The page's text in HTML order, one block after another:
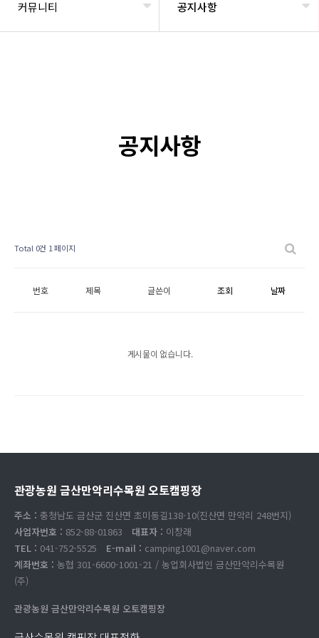
커뮤니티 공지사항
공지사항
Total 0건 1 페이지
번호 제목 글쓴이 조회 날짜
게시물이 없습니다.
관광농원 금산만악리수목원 오토캠핑장
주소 : 충청남도 금산군 진산면 초미동길138-10(진산면 만악리 248번지)
사업자번호 : 852-88-01863 대표자 : 이창래
TEL : 041-752-5525 E-mail : camping1001@naver.com
계좌번호 : 농협 301-6600-1001-21 / 농업회사법인 금산만악리수목원
(주)
관광농원 금산만악리수목원 오토캠핑장